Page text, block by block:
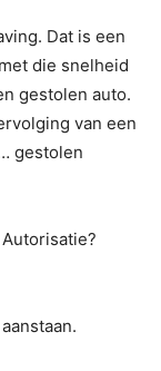
Dat is een
die snelheid
gestolen auto.
van een
gestolen